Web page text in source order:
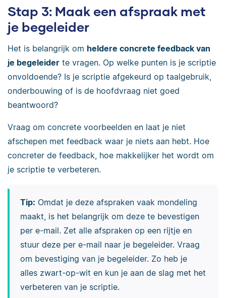
Stap 3: Maak een afspraak met
je begeleider
Het is belangrijk om heldere concrete feedback van
je begeleider te vragen. Op welke punten is je scriptie
onvoldoende? Is je scriptie afgekeurd op taalgebruik,
onderbouwing of is de hoofdvraag niet goed
beantwoord?
Vraag om concrete voorbeelden en laat je niet
afschepen met feedback waar je niets aan hebt. Hoe
concreter de feedback, hoe makkelijker het wordt om
je scriptie te verbeteren.
Tip: Omdat je deze afspraken vaak mondeling
maakt, is het belangrijk om deze te bevestigen
per e-mail. Zet alle afspraken op een rijtje en
stuur deze per e-mail naar je begeleider. Vraag
om bevestiging van je begeleider. Zo heb je
alles zwart-op-wit en kun je aan de slag met het
verbeteren van je scriptie.